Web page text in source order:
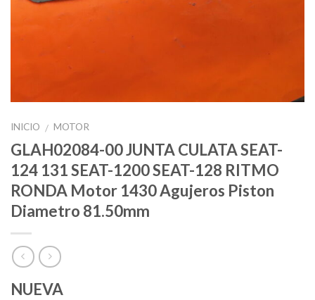
INICIO / MOTOR
GLAH02084-00 JUNTA CULATA SEAT-
124 131 SEAT-1200 SEAT-128 RITMO
RONDA Motor 1430 Agujeros Piston
Diametro 81.50mm
NUEVA